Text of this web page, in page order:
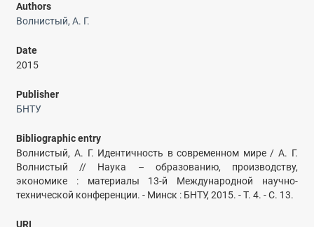
Authors
Волнистый, А. Г.
Date
2015
Publisher
БНТУ
Bibliographic entry
Волнистый, А. Г. Идентичность в современном мире / А. Г.
Волнистый // Наука – образованию, производству,
экономике : материалы 13-й Международной научно-
технической конференции. - Минск : БНТУ, 2015. - Т. 4. - С. 13.
URI